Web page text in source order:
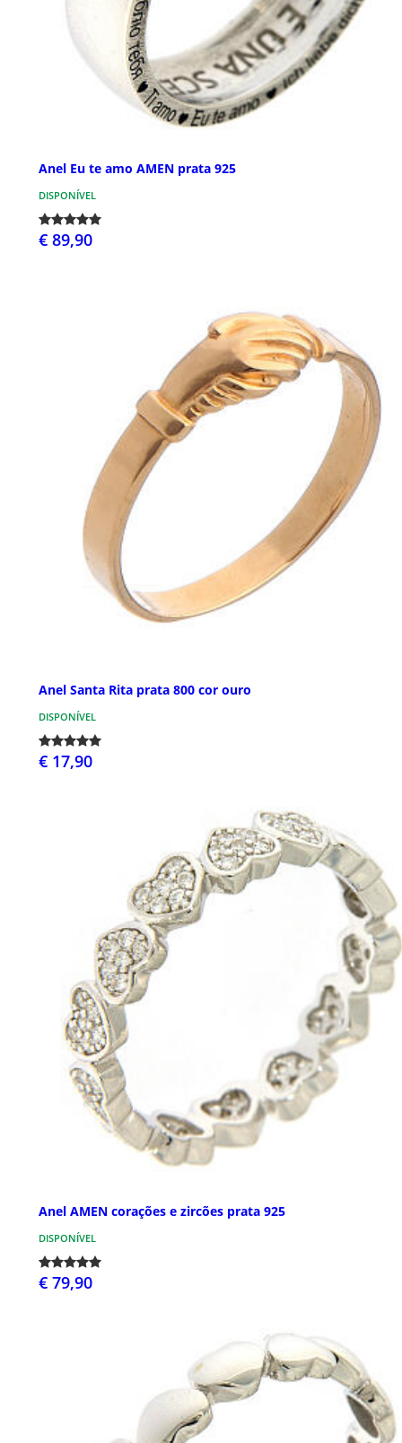
Anel Eu te amo AMEN prata 925
DISPONÍVEL
€ 89,90
Anel Santa Rita prata 800 cor ouro
DISPONÍVEL
€ 17,90
Anel AMEN corações e zircões prata 925
DISPONÍVEL
€ 79,90